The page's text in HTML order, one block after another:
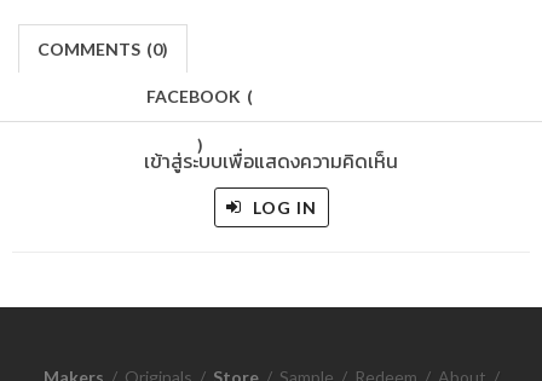
COMMENTS (0)
FACEBOOK (
)
เข้าสู่ระบบเพื่อแสดงความคิดเห็น
LOG IN
Makers / Originals / Store / Sample / Redeem / About /